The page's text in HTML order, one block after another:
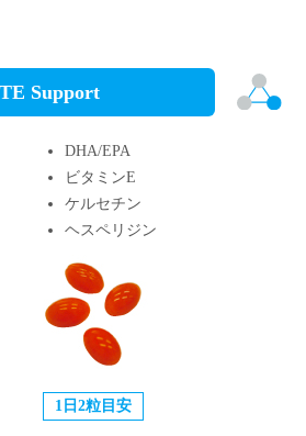
Support
DHA/EPA
ビタミンE
ケルセチン
ヘスペリジン
1日2粒目安